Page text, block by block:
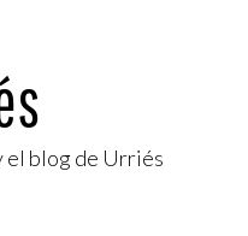
el blog de Urriés